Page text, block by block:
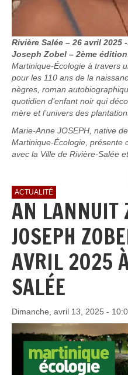
Rivière Salée – 26 avril 2025
Joseph Zobel – 2ème édition
Martinique-Écologie à travers
pour les 110 ans de la
nègres, roman
quotidien d’enfant noir qui
mère et l’univers des
Marie-Anne JOSEPH, native
Martinique-Écologie, présente
avec la Ville de Rivière-Salée
ACTUALITÉ
AN LANNUIT
JOSEPH
AVRIL 2025
SALÉE
Dimanche, avril 13, 2025 -